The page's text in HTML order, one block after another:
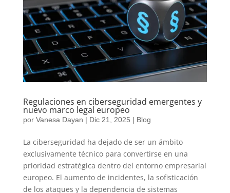
Regulaciones en ciberseguridad emergentes y
nuevo marco legal europeo
por Vanesa Dayan | Dic 21, 2025 | Blog
La ciberseguridad ha dejado de ser un ámbito
exclusivamente técnico para convertirse en una
prioridad estratégica dentro del entorno empresarial
europeo. El aumento de incidentes, la sofisticación
de los ataques y la dependencia de sistemas